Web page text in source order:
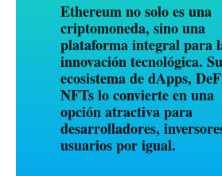
Ethereum no solo es una
criptomoneda, sino una
plataforma integral para
innovación tecnológica. Su
ecosistema dedApps,
NFTslo convierte en una
opción atractiva para
desarrolladores,
usuarios por igual.